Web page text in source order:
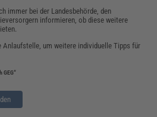
immer bei der Landesbehörde, den
informieren, ob diese weitere
Anlaufstelle, um weitere individuelle Tipps für
GEG“